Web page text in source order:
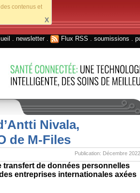
contenus et
X
newsletter. Flux RSS soumissions
Nivala,
de M-Files
Publication: Décembre 2022
transfert de données personnelles
entreprises internationales axées